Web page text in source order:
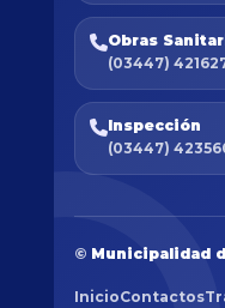
Obras
(03447)
Inspección
(03447)
© Municipalidad
InicioContactos